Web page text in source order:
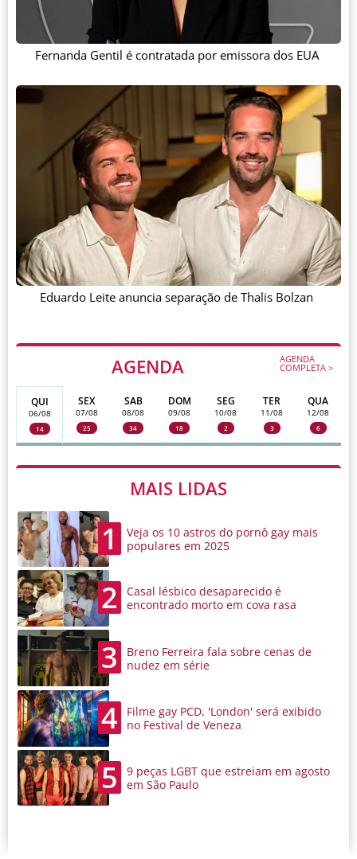
Fernanda Gentil é contratada por emissora dos EUA
Eduardo Leite anuncia separação de Thalis Bolzan
AGENDA AGENDA
COMPLETA >
QUI
06/08
14
SEX
07/08
25
SAB
08/08
34
DOM
09/08
18
SEG
10/08
2
TER
11/08
3
QUA
12/08
6
MAIS LIDAS
1
Veja os 10 astros do pornô gay mais
populares em 2025
2
Casal lésbico desaparecido é
encontrado morto em cova rasa
3
Breno Ferreira fala sobre cenas de
nudez em série
4
Filme gay PCD, 'London' será exibido
no Festival de Veneza
5
9 peças LGBT que estreiam em agosto
em São Paulo